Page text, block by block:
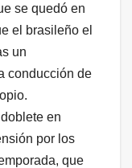
se quedó en
el brasileño el
un
conducción de
en
por los
que